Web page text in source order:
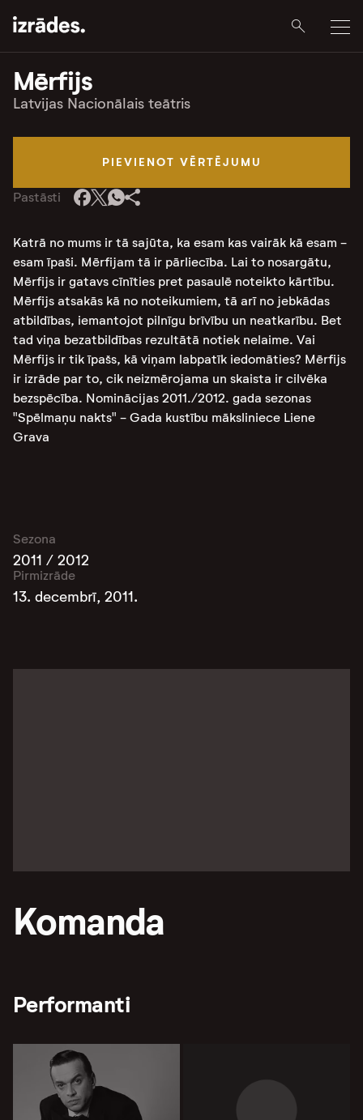
Mērfijs
Latvijas Nacionālais teātris
PIEVIENOT VĒRTĒJUMU
Pastāsti
Katrā no mums ir tā sajūta, ka esam kas vairāk kā esam -
esam īpaši. Mērfijam tā ir pārliecība. Lai to nosargātu,
Mērfijs ir gatavs cīnīties pret pasaulē noteikto kārtību.
Mērfijs atsakās kā no noteikumiem, tā arī no jebkādas
atbildības, iemantojot pilnīgu brīvību un neatkarību. Bet
tad viņa bezatbildības rezultātā notiek nelaime. Vai
Mērfijs ir tik īpašs, kā viņam labpatīk iedomāties? Mērfijs
ir izrāde par to, cik neizmērojama un skaista ir cilvēka
bezspēcība. Nominācijas 2011./2012. gada sezonas
"Spēlmaņu nakts" - Gada kustību māksliniece Liene
Grava
Sezona
2011 / 2012
Pirmizrāde
13. decembrī, 2011.
Komanda
Performanti